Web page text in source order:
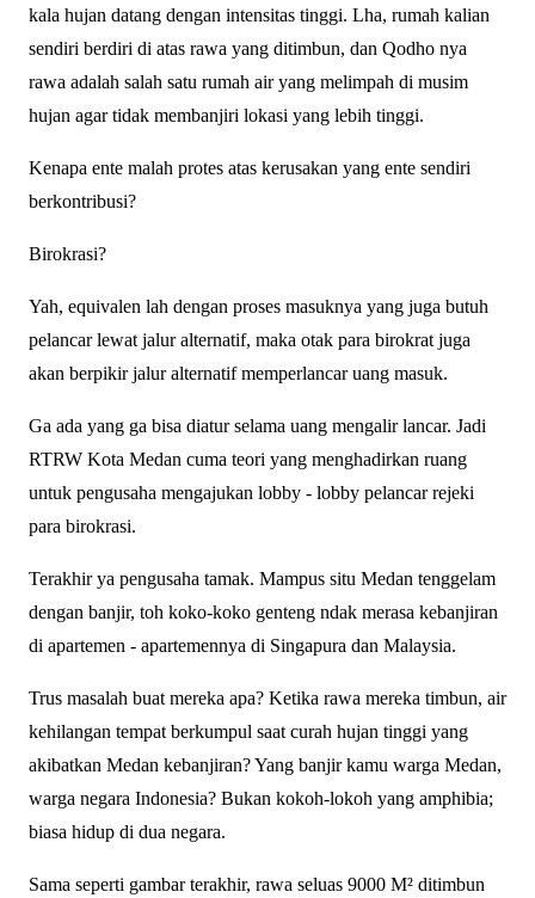
kala hujan datang dengan intensitas tinggi. Lha, rumah kalian
sendiri berdiri di atas rawa yang ditimbun, dan Qodho nya
rawa adalah salah satu rumah air yang melimpah di musim
hujan agar tidak membanjiri lokasi yang lebih tinggi.
Kenapa ente malah protes atas kerusakan yang ente sendiri
berkontribusi?
Birokrasi?
Yah, equivalen lah dengan proses masuknya yang juga butuh
pelancar lewat jalur alternatif, maka otak para birokrat juga
akan berpikir jalur alternatif memperlancar uang masuk.
Ga ada yang ga bisa diatur selama uang mengalir lancar. Jadi
RTRW Kota Medan cuma teori yang menghadirkan ruang
untuk pengusaha mengajukan lobby - lobby pelancar rejeki
para birokrasi.
Terakhir ya pengusaha tamak. Mampus situ Medan tenggelam
dengan banjir, toh koko-koko genteng ndak merasa kebanjiran
di apartemen - apartemennya di Singapura dan Malaysia.
Trus masalah buat mereka apa? Ketika rawa mereka timbun, air
kehilangan tempat berkumpul saat curah hujan tinggi yang
akibatkan Medan kebanjiran? Yang banjir kamu warga Medan,
warga negara Indonesia? Bukan kokoh-lokoh yang amphibia;
biasa hidup di dua negara.
Sama seperti gambar terakhir, rawa seluas 9000 M² ditimbun